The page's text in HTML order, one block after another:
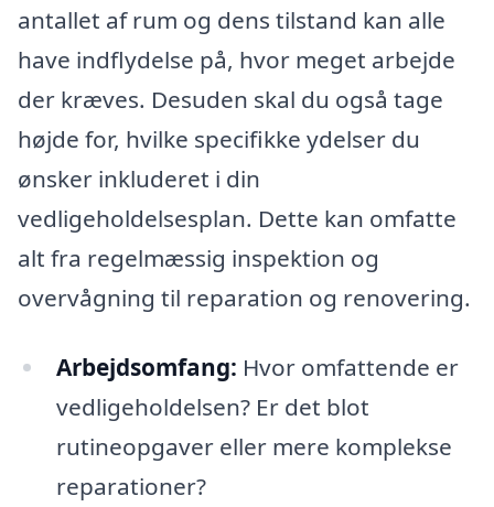
antallet af rum og dens tilstand kan alle
have indflydelse på, hvor meget arbejde
der kræves. Desuden skal du også tage
højde for, hvilke specifikke ydelser du
ønsker inkluderet i din
vedligeholdelsesplan. Dette kan omfatte
alt fra regelmæssig inspektion og
overvågning til reparation og renovering.
Arbejdsomfang: Hvor omfattende er
vedligeholdelsen? Er det blot
rutineopgaver eller mere komplekse
reparationer?